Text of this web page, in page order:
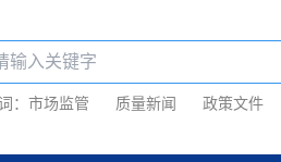
： 市场监管 质量新闻 政策文件